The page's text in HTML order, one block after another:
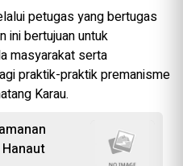
petugas yang bertugas
ini bertujuan untuk
masyarakat serta
praktik-praktik premanisme
Karau.